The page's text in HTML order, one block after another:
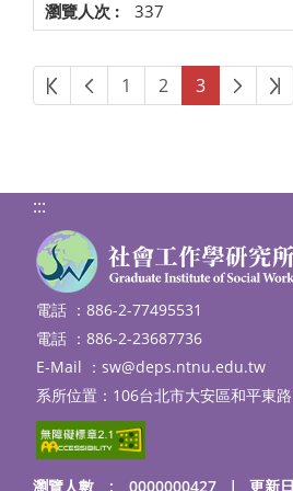
337
第一頁上一頁
1 2 3 下一頁
:::
電話 ：886-2-77495531
電話 ：886-2-23687736
E-Mail ： sw@deps.ntnu.edu.tw
系所位置：106台北市大安區和平東
瀏覽人數 : 0000000427 ｜ 更新